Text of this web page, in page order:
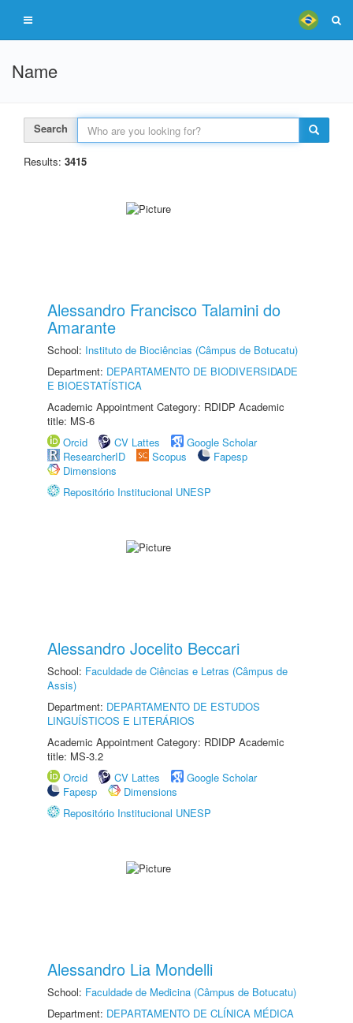
Name
Search
Results: 3415
Alessandro Francisco Talamini do
Amarante
School: Instituto de Biociências (Câmpus de Botucatu)
Department: DEPARTAMENTO DE BIODIVERSIDADE
E BIOESTATÍSTICA
Academic Appointment Category: RDIDP Academic
title: MS-6
Orcid
CV Lattes
Google Scholar
ResearcherID
Scopus
Fapesp
Dimensions
Repositório Institucional UNESP
Alessandro Jocelito Beccari
School: Faculdade de Ciências e Letras (Câmpus de
Assis)
Department: DEPARTAMENTO DE ESTUDOS
LINGUÍSTICOS E LITERÁRIOS
Academic Appointment Category: RDIDP Academic
title: MS-3.2
Orcid
CV Lattes
Google Scholar
Fapesp
Dimensions
Repositório Institucional UNESP
Alessandro Lia Mondelli
School: Faculdade de Medicina (Câmpus de Botucatu)
Department: DEPARTAMENTO DE CLÍNICA MÉDICA